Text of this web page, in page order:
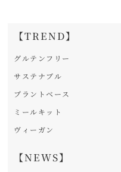
【TREND】
グルテンフリー
サステナブル
プラントベース
ミールキット
ヴィーガン
【NEWS】